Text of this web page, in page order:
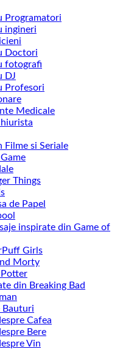
Programatori
ingineri
Doctori
fotografi
DJ
Profesori
Medicale
Filme si Seriale
Things
de Papel
inspirate din Game of
Girls
Morty
din Breaking Bad
Bauturi
Cafea
Bere
Vin